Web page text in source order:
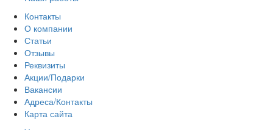
Контакты
О компании
Статьи
Отзывы
Реквизиты
Акции/Подарки
Вакансии
Адреса/Контакты
Карта сайта